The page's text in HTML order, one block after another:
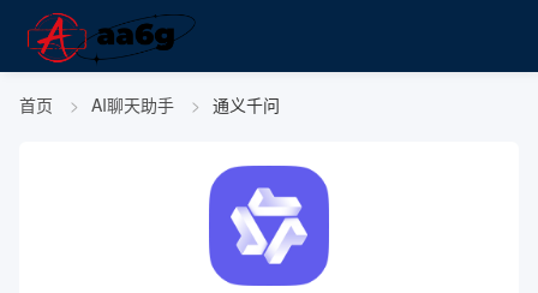
首页 AI聊天助手 通义千问